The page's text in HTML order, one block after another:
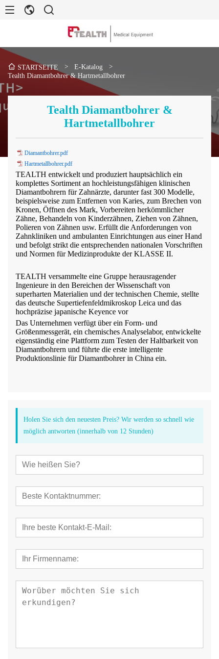
STARTSEITE > E-Katalog
>
Tealth Diamantbohrer & Hartmetallbohrer
Tealth Diamantbohrer &
Hartmetallbohrer
Diamantbohrer.pdf
Hartmetallbohrer.pdf
TEALTH entwickelt und produziert hauptsächlich ein
komplettes Sortiment an hochleistungsfähigen klinischen
Diamantbohrern für Zahnärzte, darunter fast 300 Modelle,
beispielsweise zum Entfernen von Karies, zum Brechen von
Kronen, Öffnen des Mark, Vorbereiten herkömmlicher
Zähne, Behandeln von Kinderzähnen, Ziehen von Zähnen,
Polieren von Zähnen usw. Erfüllt die Anforderungen von
Zahnkliniken und ambulanten Einrichtungen aus einer Hand
und befolgt strikt die entsprechenden nationalen Vorschriften
und Normen für Medizinprodukte der KLASSE II.
TEALTH versammelte eine Gruppe herausragender
Ingenieure in den Bereichen der Wissenschaft von
superharten Materialien und der technischen Chemie, stellte
das deutsche Supertiefenfeldmikroskop Leica und das
hochpräzise japanische Keyence vor
Das Unternehmen verfügt über ein Form- und
Größenmessgerät, ein chemisches Analyselabor, entwickelte
eigenständig eine Plattform zum Testen der Haltbarkeit von
Diamantbohrern und führte die erste intelligente
Produktionslinie für Diamantbohrer in China ein.
Holen Sie sich den neuesten Preis? Wir werden so schnell wie
möglich antworten (innerhalb von 12 Stunden)